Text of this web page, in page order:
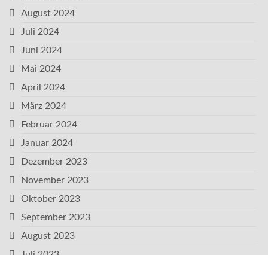
August 2024
Juli 2024
Juni 2024
Mai 2024
April 2024
März 2024
Februar 2024
Januar 2024
Dezember 2023
November 2023
Oktober 2023
September 2023
August 2023